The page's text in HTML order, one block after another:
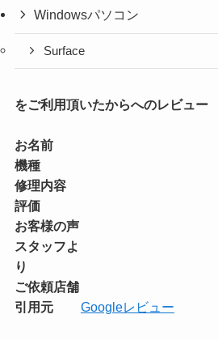
Windowsパソコン
Surface
をご利用頂いたからへのレビュー
お名前
機種
修理内容
評価
お客様の声
スタッフよ
り
ご依頼店舗
引用元
Googleレビュー